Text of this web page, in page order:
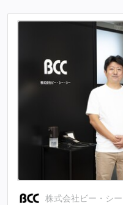
株式会社ビー・シ